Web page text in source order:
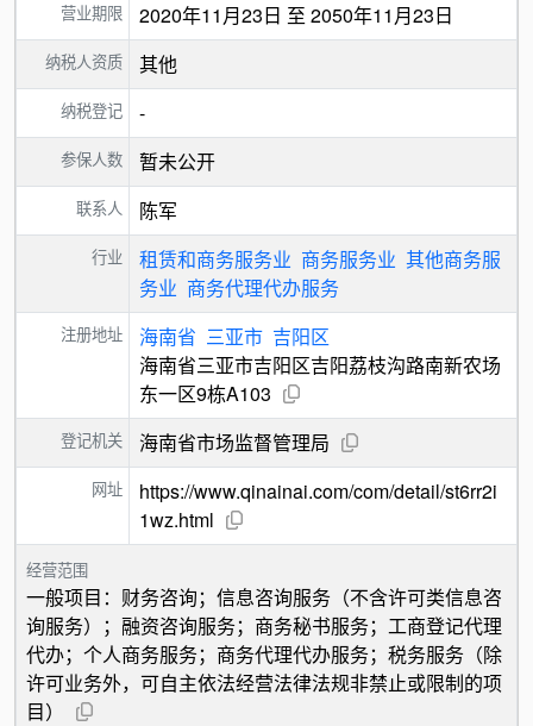
营业期限 2020年11月23日 至 2050年11月23日
纳税人资质 其他
纳税登记 -
参保人数 暂未公开
联系人 陈军
行业 租赁和商务服务业 商务服务业 其他商务服
务业 商务代理代办服务
注册地址 海南省 三亚市 吉阳区
海南省三亚市吉阳区吉阳荔枝沟路南新农场
东一区9栋A103
登记机关 海南省市场监督管理局
网址
https://www.qinainai.com/com/detail/st6rr2i
1wz.html
经营范围
一般项目：财务咨询；信息咨询服务（不含许可类信息咨
询服务）；融资咨询服务；商务秘书服务；工商登记代理
代办；个人商务服务；商务代理代办服务；税务服务（除
许可业务外，可自主依法经营法律法规非禁止或限制的项
目）